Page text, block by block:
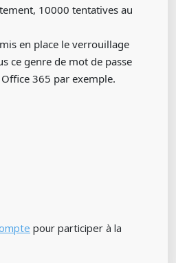
10000 tentatives au
en place le verrouillage
ce genre de mot de passe
365 par exemple.
pour participer à la